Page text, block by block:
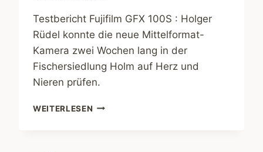
Testbericht Fujifilm GFX 100S : Holger
Rüdel konnte die neue Mittelformat-
Kamera zwei Wochen lang in der
Fischersiedlung Holm auf Herz und
Nieren prüfen.
WEITERLESEN TESTBERICHT